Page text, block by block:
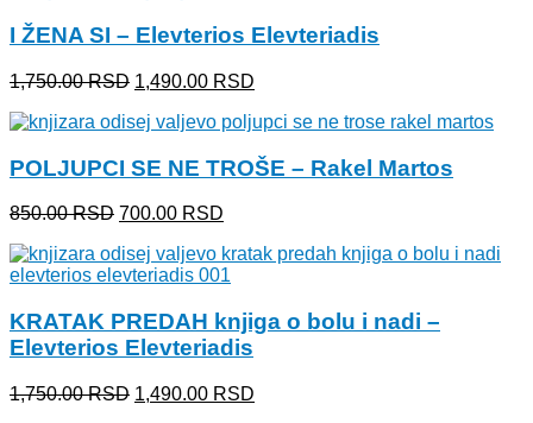
I ŽENA SI – Elevterios Elevteriadis
1,750.00RSD Originalna
je
1,750.00 RSD.
1,490.00 RSD
je:
POLJUPCI SE NE TROŠE – Rakel Martos
850.00RSD Originalna
je
bila:
700.00 RSD
je:
700.00 RSD.
KRATAK PREDAH knjiga o bolu i nadi –
Elevterios Elevteriadis
1,750.00RSD Originalna
1,490.00 RSD